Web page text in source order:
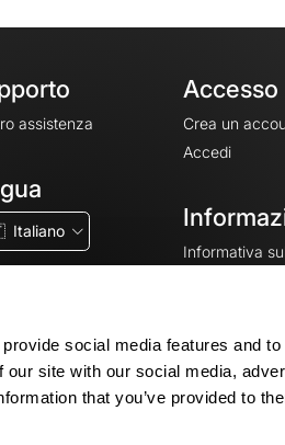
social media features and
site with our social media,
that you’ve provided to
assistenza
Italiano
Accesso
Crea un
Accedi
Informativa
Impostazioni